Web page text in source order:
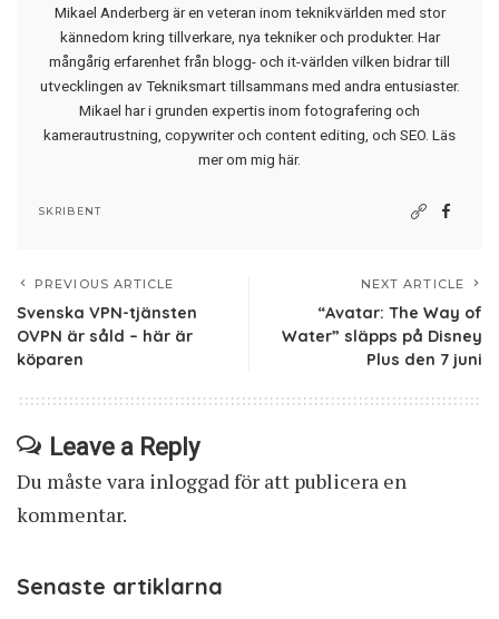
Mikael Anderberg är en veteran inom teknikvärlden med stor
kännedom kring tillverkare, nya tekniker och produkter. Har
mångårig erfarenhet från blogg- och it-världen vilken bidrar till
utvecklingen av Tekniksmart tillsammans med andra entusiaster.
Mikael har i grunden expertis inom fotografering och
kamerautrustning, copywriter och content editing, och SEO. Läs
mer om mig här.
SKRIBENT
PREVIOUS ARTICLE
Svenska VPN-tjänsten
OVPN är såld – här är
köparen
NEXT ARTICLE
“Avatar: The Way of
Water” släpps på Disney
Plus den 7 juni
Leave a Reply
Du måste vara inloggad för att publicera en
kommentar.
Senaste artiklarna